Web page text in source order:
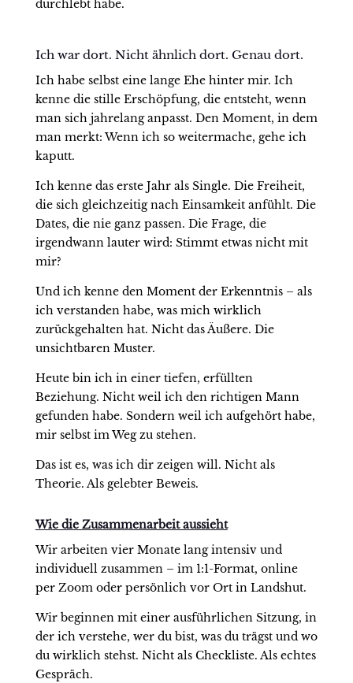
durchlebt habe.
Ich war dort. Nicht ähnlich dort. Genau dort.
Ich habe selbst eine lange Ehe hinter mir. Ich
kenne die stille Erschöpfung, die entsteht, wenn
man sich jahrelang anpasst. Den Moment, in dem
man merkt: Wenn ich so weitermache, gehe ich
kaputt.
Ich kenne das erste Jahr als Single. Die Freiheit,
die sich gleichzeitig nach Einsamkeit anfühlt. Die
Dates, die nie ganz passen. Die Frage, die
irgendwann lauter wird: Stimmt etwas nicht mit
mir?
Und ich kenne den Moment der Erkenntnis – als
ich verstanden habe, was mich wirklich
zurückgehalten hat. Nicht das Äußere. Die
unsichtbaren Muster.
Heute bin ich in einer tiefen, erfüllten
Beziehung. Nicht weil ich den richtigen Mann
gefunden habe. Sondern weil ich aufgehört habe,
mir selbst im Weg zu stehen.
Das ist es, was ich dir zeigen will. Nicht als
Theorie. Als gelebter Beweis.
Wie die Zusammenarbeit aussieht
Wir arbeiten vier Monate lang intensiv und
individuell zusammen – im 1:1-Format, online
per Zoom oder persönlich vor Ort in Landshut.
Wir beginnen mit einer ausführlichen Sitzung, in
der ich verstehe, wer du bist, was du trägst und wo
du wirklich stehst. Nicht als Checkliste. Als echtes
Gespräch.